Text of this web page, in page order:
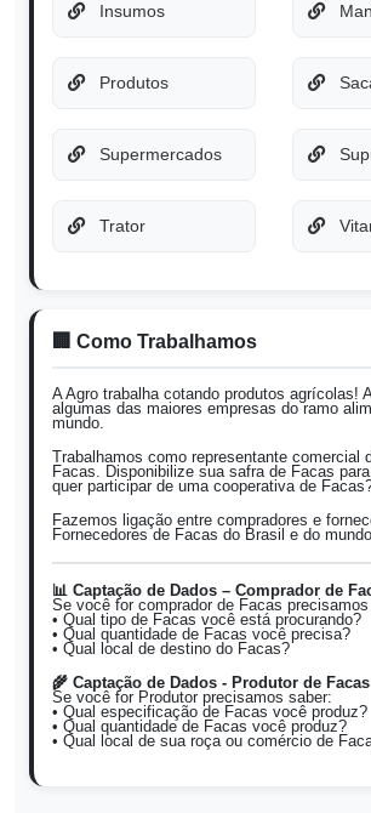
Insumos
Produtos
Supermercados
Trator
🏢 Como Trabalhamos
A Agro trabalha cotando produtos agrícolas!
algumas das maiores empresas do ramo
mundo.
Trabalhamos como representante comercial
Facas. Disponibilize sua safra de Facas
quer participar de uma cooperativa de
Fazemos ligação entre compradores e
Fornecedores de Facas do Brasil e do
📊 Captação de Dados – Comprador de
Se você for comprador de Facas
• Qual tipo de Facas você está procurando?
• Qual quantidade de Facas você precisa?
• Qual local de destino do Facas?
🌾 Captação de Dados - Produtor de Facas
Se você for Produtor precisamos saber:
• Qual especificação de Facas você produz?
• Qual quantidade de Facas você produz?
• Qual local de sua roça ou comércio de